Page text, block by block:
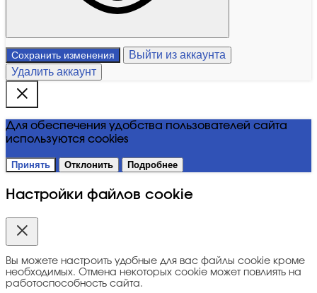
Сохранить изменения
Выйти из аккаунта
Удалить аккаунт
Для обеспечения удобства пользователей сайта
используются cookies
Принять Отклонить Подробнее
Настройки файлов cookie
Вы можете настроить удобные для вас файлы cookie кроме
необходимых. Отмена некоторых cookie может повлиять на
работоспособность сайта.